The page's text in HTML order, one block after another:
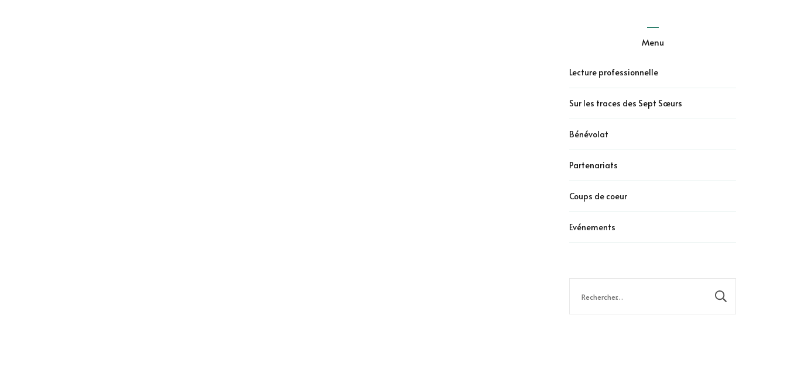
Menu
Lecture professionnelle
Sur les traces des Sept Sœurs
Bénévolat
Partenariats
Coups de coeur
Evénements